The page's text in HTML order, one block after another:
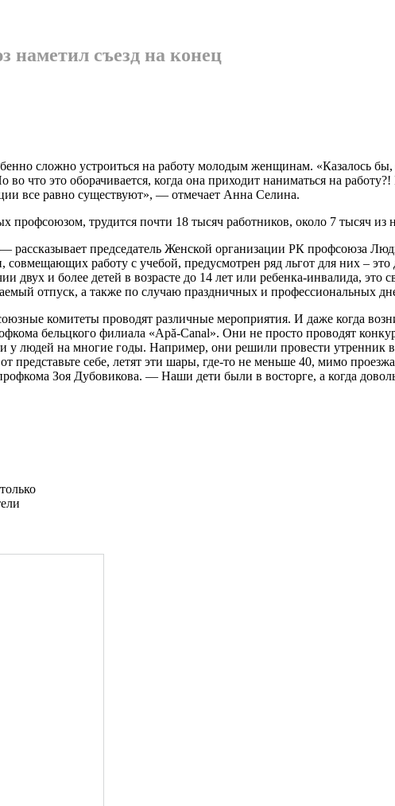
наметил съезд на конец
сложно устроиться на работу молодым женщинам. «Казалось бы,
во что это оборачи­вается, когда она приходит наниматься на
все равно существуют», — отмеча­ет Анна Селина.
профсоюзом, трудится почти 18 тысяч работ­ников, около 7 тысяч
рас­сказывает председатель Женской органи­зации РК профсоюза
совмещающих работу с уче­бой, предусмотрен ряд льгот для них –
двух и более детей в возрасте до 14 лет или ребенка-инвалида,
отпуск, а также по случаю праздничных и профессиональ­ных
комитеты проводят различные мероприя­тия. И даже когда
бельцкого филиала «Apă-Canal». Они не просто проводят
у людей на многие годы. Например, они решили провести
представьте себе, летят эти шары, где-то не меньше 40, мимо
Зоя Дубовикова. — Наши дети были в восторге, а когда